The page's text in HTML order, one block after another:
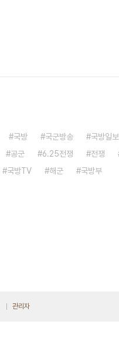
국방 국군방송
국방일보
공군 6.25전쟁 전쟁
국방TV 해군
국방부
관리자